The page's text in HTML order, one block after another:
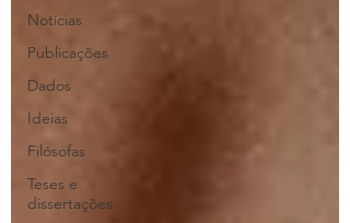
Notícias
Publicações
Dados
Ideias
Filósofas
Teses e
dissertações